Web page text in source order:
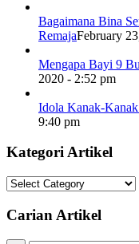
Bagaimana Bina
RemajaFebruary
Mengapa Bayi 9
2020 - 2:52 pm
Idola Kanak-Kanak
9:40 pm
Kategori Artikel
Kategori
Carian Artikel